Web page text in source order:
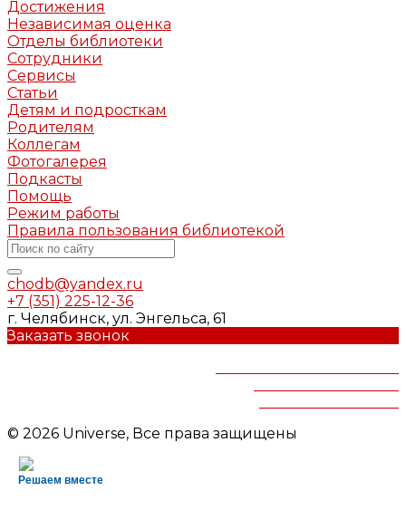
Достижения
Независимая оценка
Отделы библиотеки
Сотрудники
Сервисы
Статьи
Детям и подросткам
Родителям
Коллегам
Фотогалерея
Подкасты
Помощь
Режим работы
Правила пользования библиотекой
chodb@yandex.ru
+7 (351) 225-12-36
г. Челябинск, ул. Энгельса, 61
Заказать звонок
© 2026 Universe, Все права защищены
Решаем вместе